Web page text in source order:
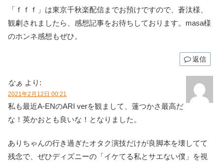
「ｆｆｆ」は東京千秋楽配信までお預けですので、蒼汰様、
観劇されましたら、感想記事をお待ちしております。masa様
のホンネ感想もぜひ。
返信
なぁ より:
2021年2月12日 00:21
私も最近A-ENのARI verを観まして、蓮つかさ最高だ
な！英かおとも良いな！となりました。
ありちゃんの行き過ぎたオタク演技だけが良脚本を壊してて
残念で、ぜひディズニーの「イケてる私とサエない僕」を視